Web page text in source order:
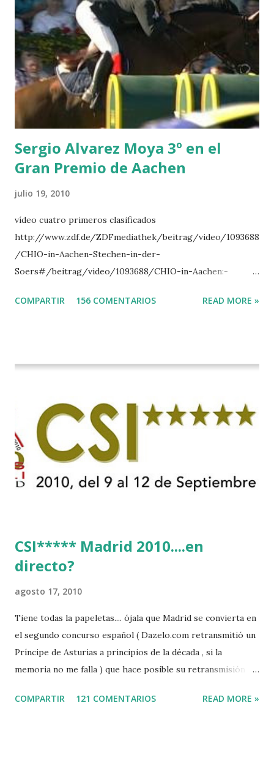
BREEN 9 JALLA DE GAVIERE -RAMZY AL DUHAMI 10
NOVEL -PHILIPPAERTS 3 triple 1 LATE NIGHT -LEVY 2 K
CLUB LADY -O’CONNOR 3 QUICK STUDY - HOUGH 4
LORENZO -AHLMANN 5 L’ESPOIR -GULLIKSEN 6
TOPINAMBOUR -LEPREVOST 7 WISCONSIN 111 -MOYA 8
INTERTOY Z - BRASH 9 HERALD –CORDON 10 SELDANA
DI CAMPALTO -SHARBATLY Vuelta Triunfal... el ganador
del Gran Premio en su vuelta de honor
Sergio Alvarez Moya 3º en el
Gran Premio de Aachen
julio 19, 2010
vídeo cuatro primeros clasificados
http://www.zdf.de/ZDFmediathek/beitrag/video/1093688
/CHIO-in-Aachen-Stechen-in-der-
Soers#/beitrag/video/1093688/CHIO-in-Aachen:-
COMPARTIR 156 COMENTARIOS READ MORE »
CSI***** Madrid 2010....en
directo?
agosto 17, 2010
Tiene todas la papeletas.... ójala que Madrid se convierta en
el segundo concurso español ( Dazelo.com retransmitió un
Príncipe de Asturias a principios de la década , si la
memoria no me falla ) que hace posible su retransmisión via
mundo mundial...
COMPARTIR 121 COMENTARIOS READ MORE »